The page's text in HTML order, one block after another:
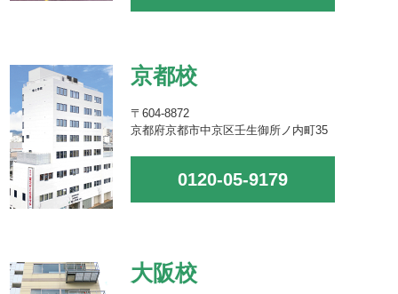
京都校
〒604-8872
京都府京都市中京区壬生御所ノ内町35
0120-05-9179
大阪校